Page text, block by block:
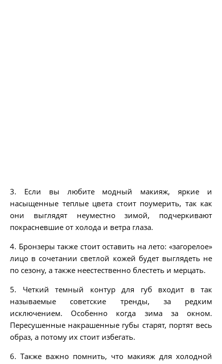
3. Если вы любите модный макияж, яркие и
насыщенные теплые цвета стоит поумерить, так как
они выглядят неуместно зимой, подчеркивают
покрасневшие от холода и ветра глаза.
4. Бронзеры также стоит оставить на лето: «загорелое»
лицо в сочетании светлой кожей будет выглядеть не
по сезону, а также неестественно блестеть и мерцать.
5. Четкий темный контур для губ входит в так
называемые советские тренды, за редким
исключением. Особенно когда зима за окном.
Пересушенные накрашенные губы старят, портят весь
образ, а потому их стоит избегать.
6. Также важно помнить, что макияж для холодной